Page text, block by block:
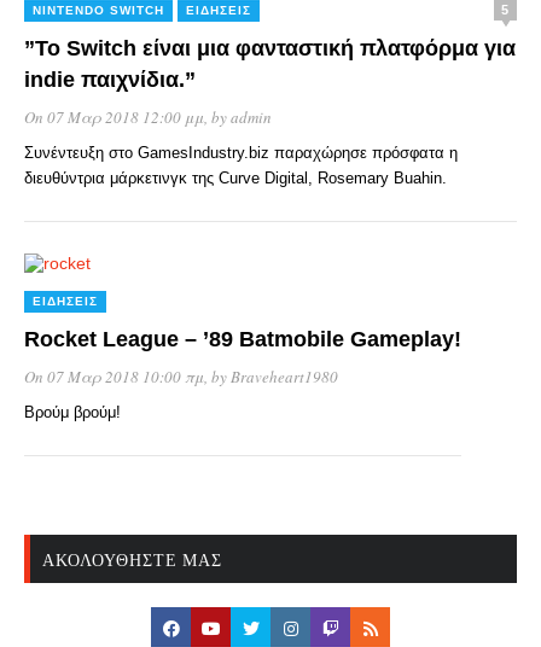
NINTENDO SWITCH ΕΙΔΉΣΕΙΣ 5
”Το Switch είναι μια φανταστική πλατφόρμα για
indie παιχνίδια.”
On 07 Μαρ 2018 12:00 μμ, byadmin
Συνέντευξη στο GamesIndustry.biz παραχώρησε πρόσφατα η
διευθύντρια μάρκετινγκ της Curve Digital, Rosemary Buahin.
ΕΙΔΉΣΕΙΣ
Rocket League – ’89 Batmobile Gameplay!
On 07 Μαρ 2018 10:00 πμ, byBraveheart1980
Βρούμ βρούμ!
ΑΚΟΛΟΥΘΉΣΤΕ ΜΑΣ